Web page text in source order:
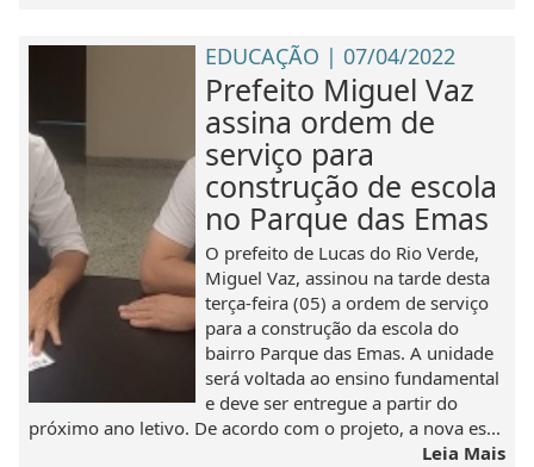
EDUCAÇÃO | 07/04/2022
Prefeito Miguel Vaz
assina ordem de
serviço para
construção de escola
no Parque das Emas
O prefeito de Lucas do Rio Verde,
Miguel Vaz, assinou na tarde desta
terça-feira (05) a ordem de serviço
para a construção da escola do
bairro Parque das Emas. A unidade
será voltada ao ensino fundamental
e deve ser entregue a partir do
próximo ano letivo. De acordo com o projeto, a nova es...
Leia Mais